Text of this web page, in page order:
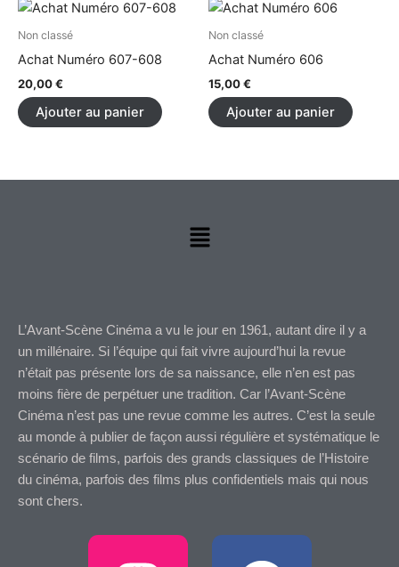
Non classé
Achat Numéro 607-608
20,00€
Ajouter au panier
Non classé
Achat Numéro 606
15,00€
Ajouter au panier
Menu
L’Avant-Scène Cinéma a vu le jour en 1961, autant dire il y a
un millénaire. Si l’équipe qui fait vivre aujourd’hui la revue
n’était pas présente lors de sa naissance, elle n’en est pas
moins fière de perpétuer une tradition. Car l’Avant-Scène
Cinéma n’est pas une revue comme les autres. C’est la seule
au monde à publier de façon aussi régulière et systématique le
scénario de films, parfois des grands classiques de l’Histoire
du cinéma, parfois des films plus confidentiels mais qui nous
sont chers.